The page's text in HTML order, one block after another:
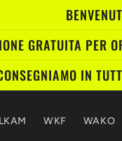
GRATUITA PER
IN
WKF WAKO